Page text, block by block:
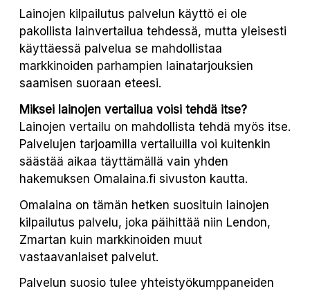
Lainojen kilpailutus palvelun käyttö ei ole
pakollista lainvertailua tehdessä, mutta yleisesti
käyttäessä palvelua se mahdollistaa
markkinoiden parhampien lainatarjouksien
saamisen suoraan eteesi.
Miksei lainojen vertailua voisi tehdä itse?
Lainojen vertailu on mahdollista tehdä myös itse.
Palvelujen tarjoamilla vertailuilla voi kuitenkin
säästää aikaa täyttämällä vain yhden
hakemuksen Omalaina.fi sivuston kautta.
Omalaina on tämän hetken suosituin lainojen
kilpailutus palvelu, joka päihittää niin Lendon,
Zmartan kuin markkinoiden muut
vastaavanlaiset palvelut.
Palvelun suosio tulee yhteistyökumppaneiden